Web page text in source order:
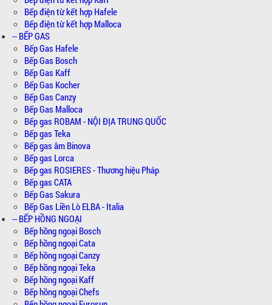
Bếp điện từ kết hợp Hafele
Bếp điện từ kết hợp Malloca
-- BẾP GAS
Bếp Gas Hafele
Bếp Gas Bosch
Bếp Gas Kaff
Bếp Gas Kocher
Bếp Gas Canzy
Bếp Gas Malloca
Bếp gas ROBAM - NỘI ĐỊA TRUNG QUỐC
Bếp gas Teka
Bếp gas âm Binova
Bếp gas Lorca
Bếp gas ROSIERES - Thương hiệu Pháp
Bếp gas CATA
Bếp Gas Sakura
Bếp Gas Liền Lò ELBA - Italia
-- BẾP HỒNG NGOẠI
Bếp hồng ngoại Bosch
Bếp hồng ngoại Cata
Bếp hồng ngoại Canzy
Bếp hồng ngoại Teka
Bếp hồng ngoại Kaff
Bếp hồng ngoại Chefs